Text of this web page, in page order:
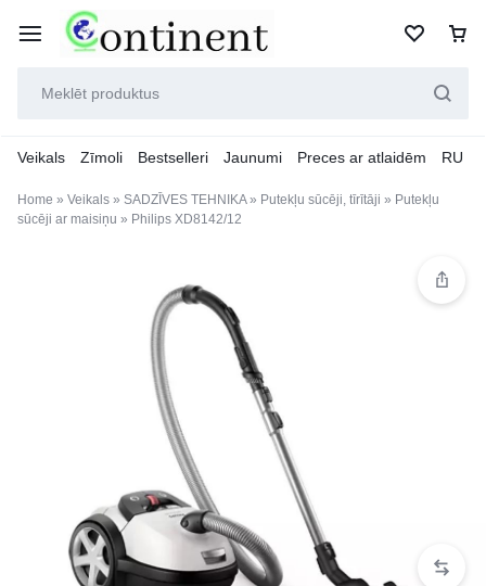
Veikals Zīmoli Bestselleri Jaunumi Preces ar atlaidēm RU
Home » Veikals » SADZĪVES TEHNIKA» Putekļu sūcēji, tīrītāji » Putekļu
sūcēji ar maisiņu » Philips XD8142/12